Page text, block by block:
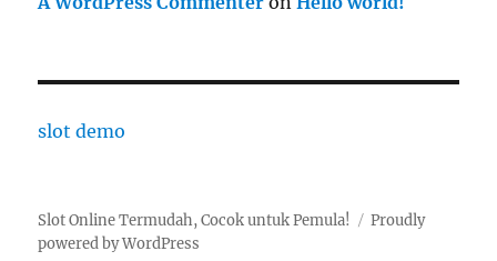
slot demo
Slot Online Termudah, Cocok untuk Pemula!
Proudly
powered by WordPress